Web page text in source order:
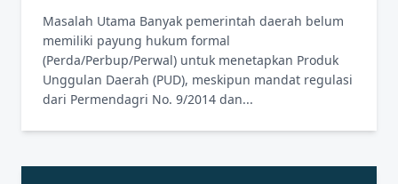
Masalah Utama Banyak pemerintah daerah belum
memiliki payung hukum formal
(Perda/Perbup/Perwal) untuk menetapkan Produk
Unggulan Daerah (PUD), meskipun mandat regulasi
dari Permendagri No. 9/2014 dan...